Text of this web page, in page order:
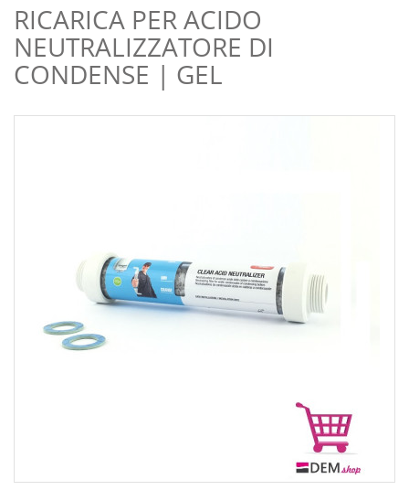
RICARICA PER ACIDO
NEUTRALIZZATORE DI
CONDENSE | GEL